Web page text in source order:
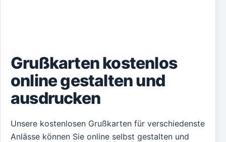
Grußkarten kostenlos
online gestalten und
ausdrucken
Unsere kostenlosen Grußkarten für verschiedenste
Anlässe können Sie online selbst gestalten und